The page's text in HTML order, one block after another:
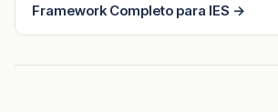
Framework Completo para IES →